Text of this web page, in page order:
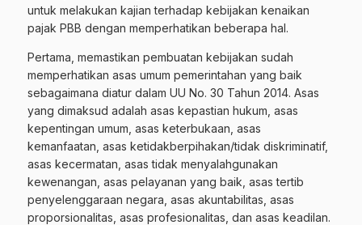
untuk melakukan kajian terhadap kebijakan kenaikan
pajak PBB dengan memperhatikan beberapa hal.
Pertama, memastikan pembuatan kebijakan sudah
memperhatikan asas umum pemerintahan yang baik
sebagaimana diatur dalam UU No. 30 Tahun 2014. Asas
yang dimaksud adalah asas kepastian hukum, asas
kepentingan umum, asas keterbukaan, asas
kemanfaatan, asas ketidakberpihakan/tidak diskriminatif,
asas kecermatan, asas tidak menyalahgunakan
kewenangan, asas pelayanan yang baik, asas tertib
penyelenggaraan negara, asas akuntabilitas, asas
proporsionalitas, asas profesionalitas, dan asas keadilan.